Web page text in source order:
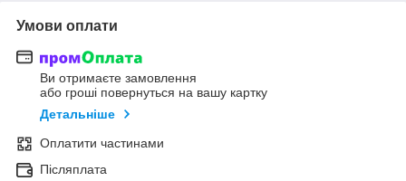
Умови оплати
Ви отримаєте замовлення
або гроші повернуться на вашу картку
Детальніше
Оплатити частинами
Післяплата